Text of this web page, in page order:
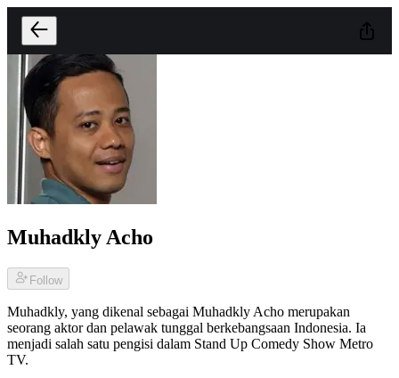
Muhadkly Acho
Follow
Muhadkly, yang dikenal sebagai Muhadkly Acho merupakan
seorang aktor dan pelawak tunggal berkebangsaan Indonesia. Ia
menjadi salah satu pengisi dalam Stand Up Comedy Show Metro
TV.